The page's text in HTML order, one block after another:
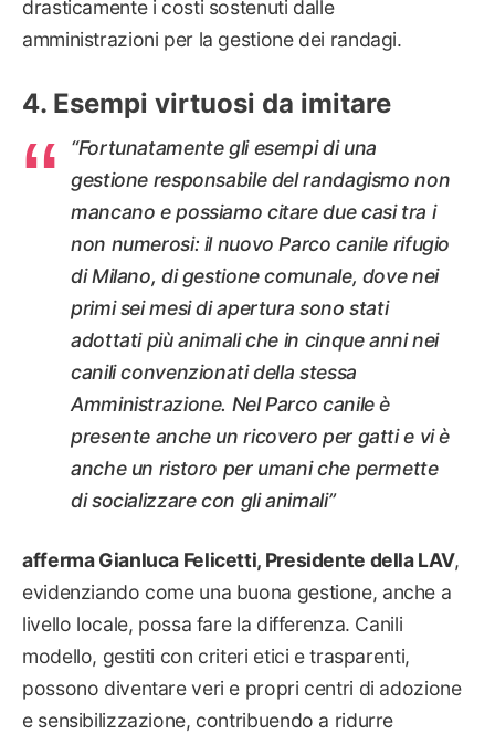
drasticamente i costi sostenuti dalle
amministrazioni per la gestione dei randagi.
Esempi virtuosi da imitare
“Fortunatamente gli esempi di una
gestione responsabile del randagismo non
mancano e possiamo citare due casi tra i
non numerosi: il nuovo Parco canile rifugio
di Milano, di gestione comunale, dove nei
primi sei mesi di apertura sono stati
adottati più animali che in cinque anni nei
canili convenzionati della stessa
Amministrazione. Nel Parco canile è
presente anche un ricovero per gatti e vi è
anche un ristoro per umani che permette
di socializzare con gli animali”
afferma Gianluca Felicetti, Presidente della LAV,
evidenziando come una buona gestione, anche a
livello locale, possa fare la differenza. Canili
modello, gestiti con criteri etici e trasparenti,
possono diventare veri e propri centri di adozione
e sensibilizzazione, contribuendo a ridurre